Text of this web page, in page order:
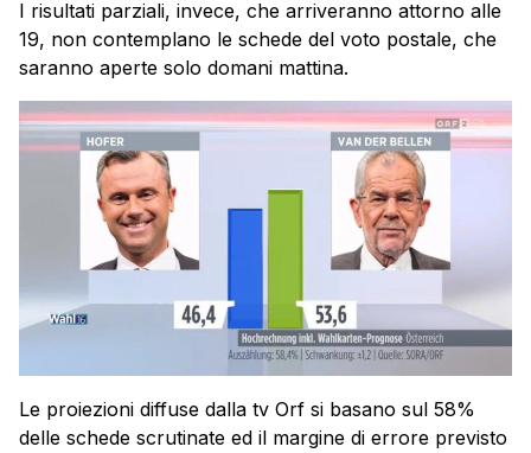
I risultati parziali, invece, che arriveranno attorno alle
19, non contemplano le schede del voto postale, che
saranno aperte solo domani mattina.
Le proiezioni diffuse dalla tv Orf si basano sul 58%
delle schede scrutinate ed il margine di errore previsto